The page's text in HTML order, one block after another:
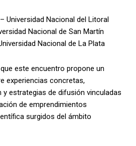
Universidad Nacional del Litoral
Nacional de San Martín
Nacional de La Plata
este encuentro propone un
experiencias concretas,
estrategias de difusión vinculadas
de emprendimientos
surgidos del ámbito